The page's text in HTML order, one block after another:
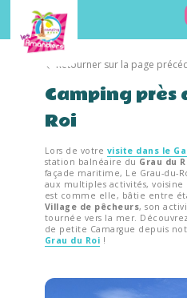
Retourner sur la page
Camping près
Roi
Lors de votre visite dans le
station balnéaire du Grau du
façade maritime, Le Grau-du-
aux multiples activités, voisine
est comme elle, bâtie entre
Village de pêcheurs, son
tournée vers la mer.
de petite Camargue depuis
Grau du Roi !